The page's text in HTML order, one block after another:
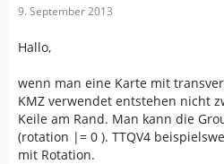
9. September 2013
Hallo,
wenn man eine Karte mit
KMZ verwendet entstehen nicht
Keile am Rand. Man kann die
(rotation |= 0 ). TTQV4
mit Rotation.